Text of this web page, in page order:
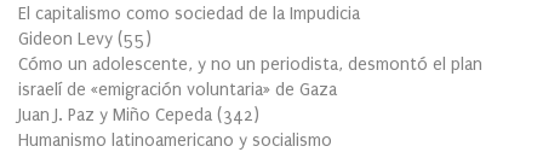
El capitalismo como sociedad de la Impudicia
Gideon Levy (55)
Cómo un adolescente, y no un periodista, desmontó el plan
israelí de «emigración voluntaria» de Gaza
Juan J. Paz y Miño Cepeda (342)
Humanismo latinoamericano y socialismo